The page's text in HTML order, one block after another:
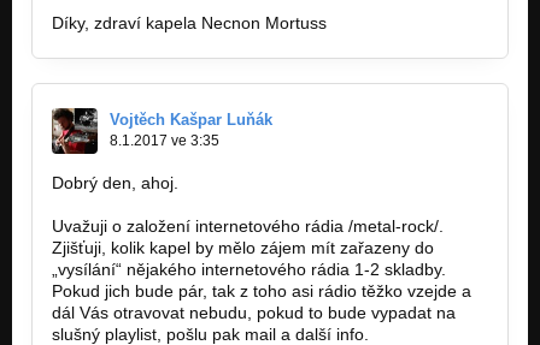
Díky, zdraví kapela Necnon Mortuss
Vojtěch Kašpar Luňák
8.1.2017 ve 3:35
Dobrý den, ahoj.
Uvažuji o založení internetového rádia /metal-rock/.
Zjišťuji, kolik kapel by mělo zájem mít zařazeny do
„vysílání“ nějakého internetového rádia 1-2 skladby.
Pokud jich bude pár, tak z toho asi rádio těžko vzejde a
dál Vás otravovat nebudu, pokud to bude vypadat na
slušný playlist, pošlu pak mail a další info.